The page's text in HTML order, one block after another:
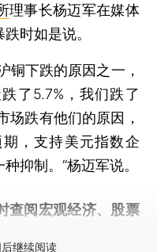
理事长杨迈军在媒体
时如是说。
下跌的原因之一，
了5.7%，我们跌了
场跌有他们的原因，
，支持美元指数企
抑制。”杨迈军说。
查阅宏观经济、股票
继续阅读